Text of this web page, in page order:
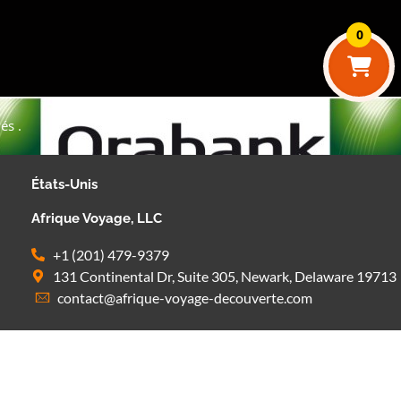
0
.
États-Unis
Afrique Voyage, LLC
+1 (201) 479-9379
131 Continental Dr, Suite 305, Newark, Delaware 19713
contact@afrique-voyage-decouverte.com